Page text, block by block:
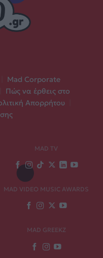
Mad Corporate
Πώς να έρθεις στο
Απορρήτου
MAD TV
MAD VIDEO MUSIC AWARDS
MAD GREEKZ